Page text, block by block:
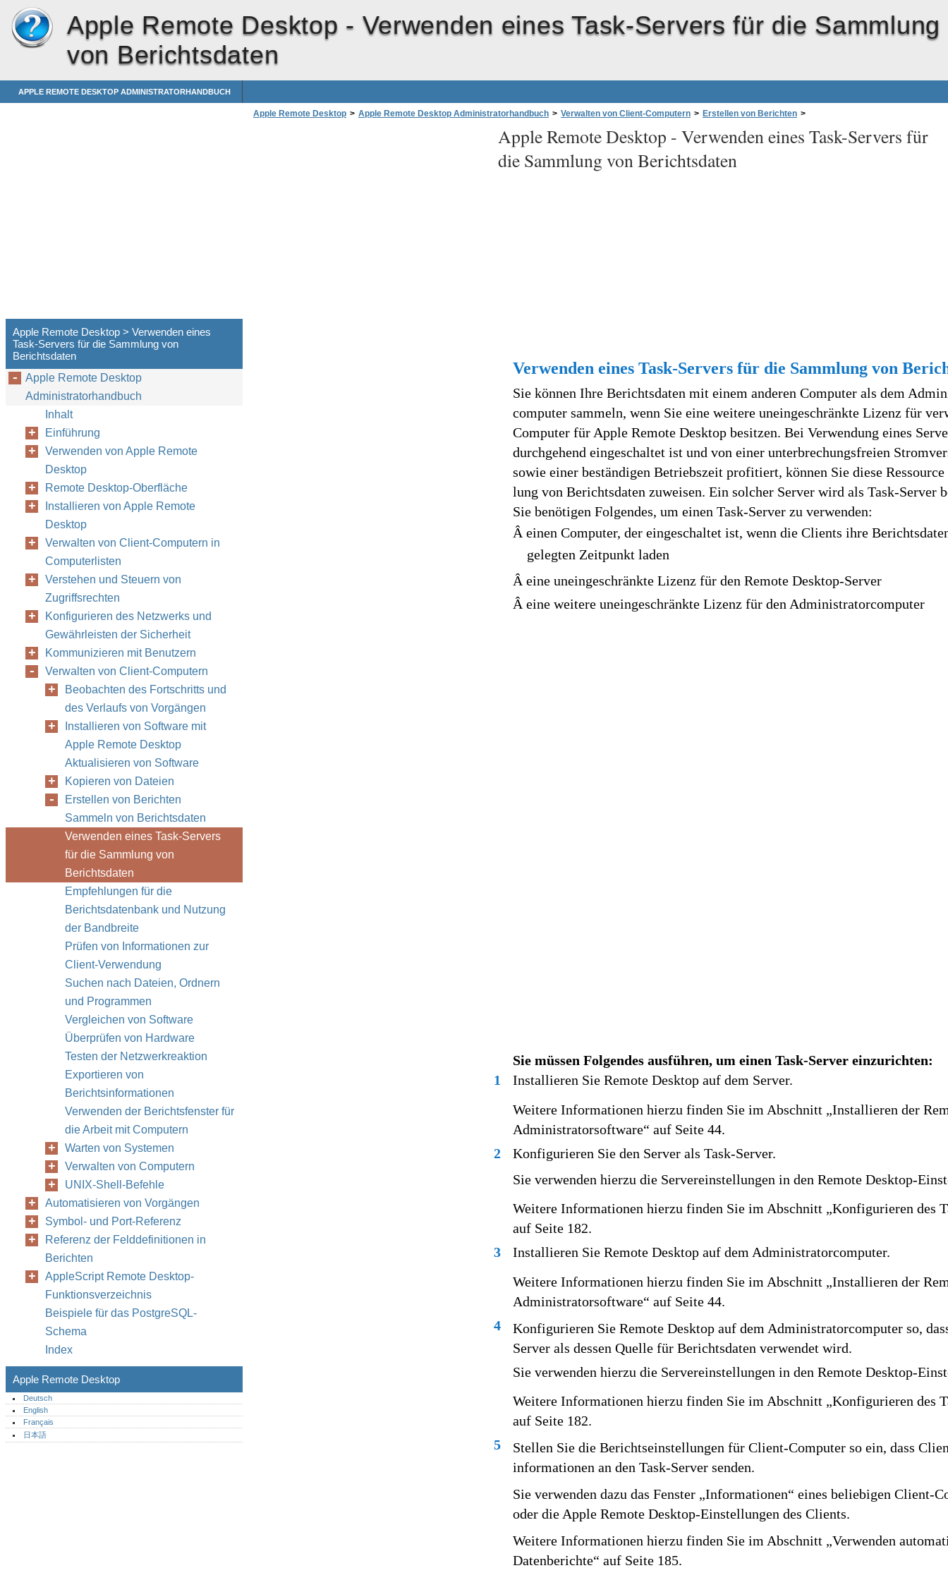
Apple Remote Desktop -Verwenden eines Task-Servers für die Sammlung
von Berichtsdaten
APPLE REMOTE DESKTOP ADMINISTRATORHANDBUCH
Apple Remote Desktop > Apple Remote Desktop Administratorhandbuch > Verwalten von Client-Computern > Erstellen von Berichten >
Verwenden eines Task-Servers für die Sammlung von BerichtsdatenApple Remote Desktop - Verwenden eines Task-Servers für
die Sammlung von Berichtsdaten
Verwenden eines Task-Servers für die Sammlung von
Sie können Ihre Berichtsdaten mit einem anderen Computer als dem
computer sammeln, wenn Sie eine weitere uneingeschränkte Lizenz für
Computer für Apple Remote Desktop besitzen. Bei Verwendung eines
durchgehend eingeschaltet ist und von einer unterbrechungsfreien
sowie einer beständigen Betriebszeit profitiert, können Sie diese
lung von Berichtsdaten zuweisen. Ein solcher Server wird als Task-Server
Sie benötigen Folgendes, um einen Task-Server zu verwenden:
Â einen Computer, der eingeschaltet ist, wenn die Clients ihre
gelegten Zeitpunkt laden
Â eine uneingeschränkte Lizenz für den Remote Desktop-Server
Â eine weitere uneingeschränkte Lizenz für den Administratorcomputer
Sie müssen Folgendes ausführen, um einen Task-Server einzurichten:
1
Installieren Sie Remote Desktop auf dem Server.
Weitere Informationen hierzu finden Sie im Abschnitt „Installieren der
Administratorsoftware“ auf Seite 44.
2
Konfigurieren Sie den Server als Task-Server.
Sie verwenden hierzu die Servereinstellungen in den Remote Desktop-
Weitere Informationen hierzu finden Sie im Abschnitt „Konfigurieren des
auf Seite 182.
3
Installieren Sie Remote Desktop auf dem Administratorcomputer.
Weitere Informationen hierzu finden Sie im Abschnitt „Installieren der
Administratorsoftware“ auf Seite 44.
4
Konfigurieren Sie Remote Desktop auf dem Administratorcomputer so,
Server als dessen Quelle für Berichtsdaten verwendet wird.
Sie verwenden hierzu die Servereinstellungen in den Remote Desktop-
Weitere Informationen hierzu finden Sie im Abschnitt „Konfigurieren des
auf Seite 182.
5
Stellen Sie die Berichtseinstellungen für Client-Computer so ein, dass
informationen an den Task-Server senden.
Sie verwenden dazu das Fenster „Informationen“ eines beliebigen Client-
oder die Apple Remote Desktop-Einstellungen des Clients.
Weitere Informationen hierzu finden Sie im Abschnitt „Verwenden
Datenberichte“ auf Seite 185.
Apple Remote Desktop > Verwenden eines
Task-Servers für die Sammlung von
Berichtsdaten
Apple Remote Desktop
Administratorhandbuch
Inhalt
Einführung
Verwenden von Apple Remote
Desktop
Remote Desktop-Oberfläche
Installieren von Apple Remote
Desktop
Verwalten von Client-Computern in
Computerlisten
Verstehen und Steuern von
Zugriffsrechten
Konfigurieren des Netzwerks und
Gewährleisten der Sicherheit
Kommunizieren mit Benutzern
Verwalten von Client-Computern
Beobachten des Fortschritts und
des Verlaufs von Vorgängen
Installieren von Software mit
Apple Remote Desktop
Aktualisieren von Software
Kopieren von Dateien
Erstellen von Berichten
Sammeln von Berichtsdaten
Verwenden eines Task-Servers
für die Sammlung von
Berichtsdaten
Empfehlungen für die
Berichtsdatenbank und Nutzung
der Bandbreite
Prüfen von Informationen zur
Client-Verwendung
Suchen nach Dateien, Ordnern
und Programmen
Vergleichen von Software
Überprüfen von Hardware
Testen der Netzwerkreaktion
Exportieren von
Berichtsinformationen
Verwenden der Berichtsfenster für
die Arbeit mit Computern
Warten von Systemen
Verwalten von Computern
UNIX-Shell-Befehle
Automatisieren von Vorgängen
Symbol- und Port-Referenz
Referenz der Felddefinitionen in
Berichten
AppleScript Remote Desktop-
Funktionsverzeichnis
Beispiele für das PostgreSQL-
Schema
Index
Apple Remote Desktop
Deutsch
English
Français
日本語